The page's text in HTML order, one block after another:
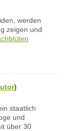
werden
zeigen und
)
staatlich
und
über 30